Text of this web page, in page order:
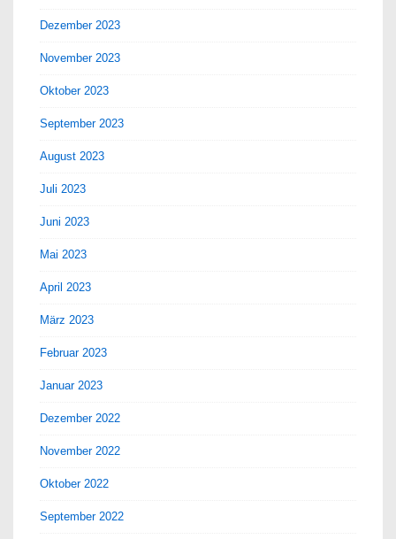
Dezember 2023
November 2023
Oktober 2023
September 2023
August 2023
Juli 2023
Juni 2023
Mai 2023
April 2023
März 2023
Februar 2023
Januar 2023
Dezember 2022
November 2022
Oktober 2022
September 2022